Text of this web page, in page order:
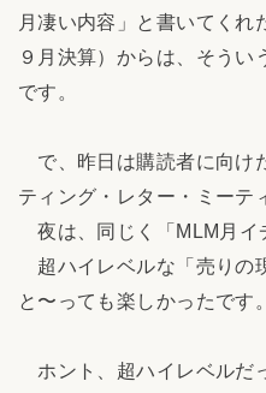
月凄い内容」と書いてくれ
９月決算）からは、そうい
です。
で、昨日は購読者に向け
ティング・レター・ミーテ
夜は、同じく「MLM月イ
超ハイレベルな「売り
と〜っても楽しかったです。
ホント、超ハイレベルだ